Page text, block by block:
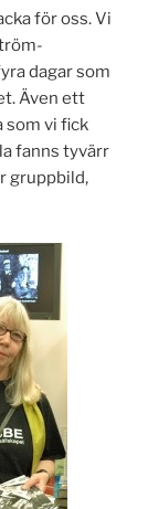
för oss. Vi
dagar som
Även ett
som vi fick
fanns tyvärr
gruppbild,